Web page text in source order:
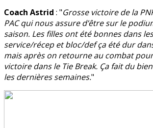
Coach Astrid : "Grosse victoire de la
PAC qui nous assure d’être sur le
saison. Les filles ont été bonnes dans
service/récep et bloc/def ça été dur
mais après on retourne au combat
victoire dans le Tie Break. Ça fait du
les dernières semaines."